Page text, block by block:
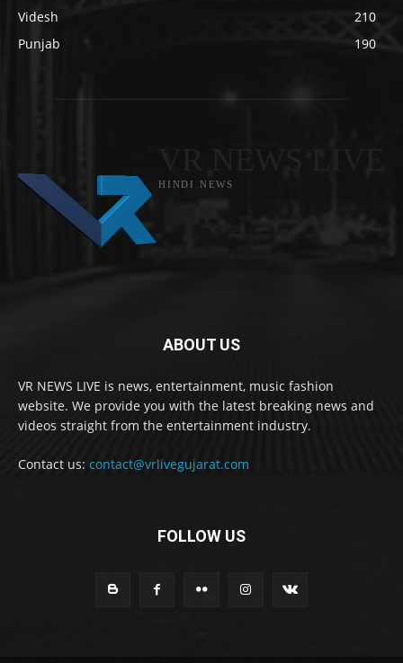
Videsh
210
Punjab
190
HINDI NEWS
ABOUT US
VR NEWS LIVE is news, entertainment, music fashion
website. We provide you with the latest breaking news and
videos straight from the entertainment industry.
Contact us: contact@vrlivegujarat.com
FOLLOW US